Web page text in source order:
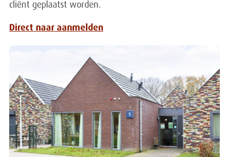
cliënt geplaatst worden.
Direct naar aanmelden